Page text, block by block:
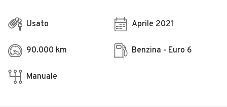
Usato Aprile 2021
90.000 km Benzina - Euro 6
Manuale